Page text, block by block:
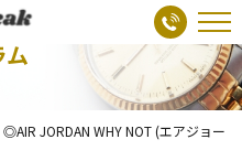
ム
◎AIR JORDAN WHY NOT (エアジョー